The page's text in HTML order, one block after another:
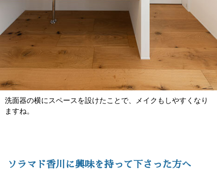
洗面器の横にスペースを設けたことで、メイクもしやすくなり
ますね。
ソラマド香川に興味を持って下さった方へ